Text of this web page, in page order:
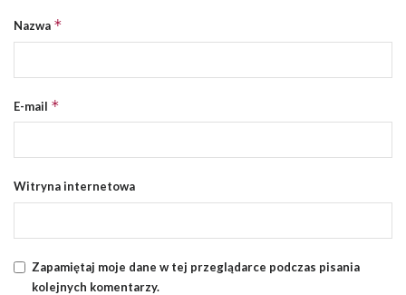
Nazwa *
E-mail *
Witryna internetowa
Zapamiętaj moje dane w tej przeglądarce podczas pisania
kolejnych komentarzy.